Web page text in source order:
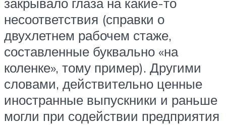
несоответствия (справки о
двухлетнем рабочем стаже,
составленные буквально «на
коленке», тому пример). Другими
словами, действительно ценные
иностранные выпускники и раньше
могли при содействии предприятия